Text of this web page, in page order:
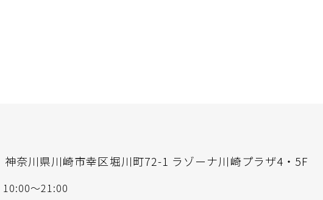
神奈川県川崎市幸区堀川町72-1 ラゾーナ川崎プラザ4・5F
10:00～21:00